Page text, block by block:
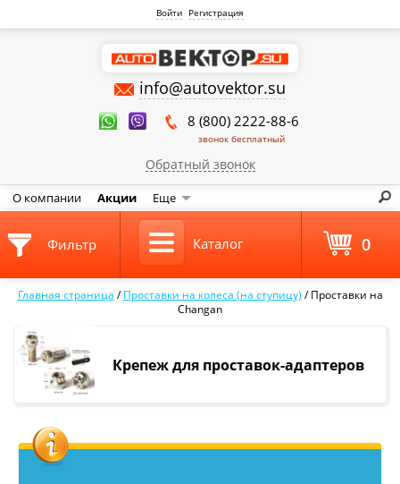
Войти Регистрация
info@autovektor.su
8 (800) 2222-88-6
звонок бесплатный
Обратный звонок
О компании Акции Еще
Главная страница /Проставки на колеса (на ступицу) /Проставки на
Changan
Крепеж для проставок-адаптеров
Фильтр Каталог 0